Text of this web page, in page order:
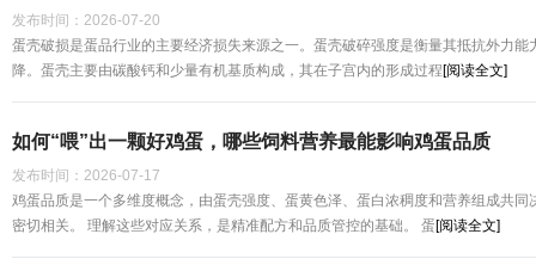
发布时间： 2026-07-20
蛋壳破损是蛋品行业的主要经济损失来源之一。蛋壳破碎强度是衡量其抵抗外力
降。蛋壳主要由碳酸钙和少量有机基质构成，其在子宫内的形成过程[阅读全文]
如何“喂”出一颗好鸡蛋，哪些饲料营养最能影响鸡蛋品质
发布时间： 2026-07-17
鸡蛋品质是一个多维度概念，由蛋壳强度、蛋黄色泽、蛋白浓稠度和营养组成共
密切相关。 理解这些对应关系，是精准配方和品质管控的基础。 蛋[阅读全文]